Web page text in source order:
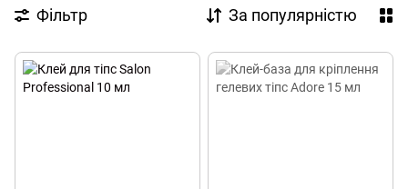
Фільтр За популярністю